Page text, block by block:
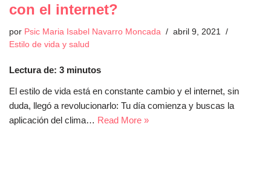
con el internet?
por Psic Maria Isabel Navarro Moncada
abril 9, 2021
Estilo de vida y salud
Lectura de: 3 minutos
El estilo de vida está en constante cambio y el internet, sin
duda, llegó a revolucionarlo: Tu día comienza y buscas la
aplicación del clima… Read More »